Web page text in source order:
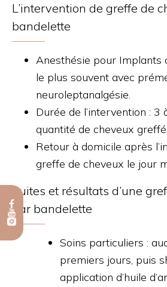
L’intervention de greffe de
bandelette
Anesthésie pour Implants
le plus souvent avec
neuroleptanalgésie.
Durée de l’intervention : 3
quantité de cheveux
Retour à domicile après
greffe de cheveux le jour
Suites et résultats d’une
par bandelette
Soins particuliers :
premiers jours, puis
application d’huile